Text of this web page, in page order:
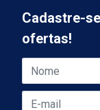
Cadastre-
ofertas!